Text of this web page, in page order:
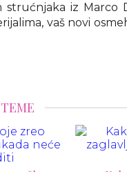
iz Marco
vaš novi